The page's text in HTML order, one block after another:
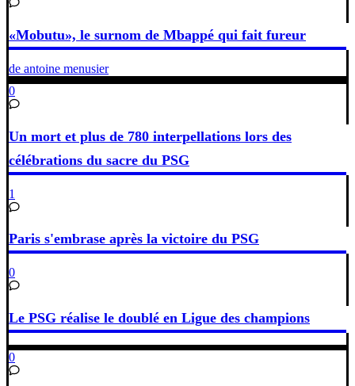
«Mobutu», le surnom de Mbappé qui fait fureur
de antoine menusier
0
Un mort et plus de 780 interpellations lors des
célébrations du sacre du PSG
1
Paris s'embrase après la victoire du PSG
0
Le PSG réalise le doublé en Ligue des champions
0